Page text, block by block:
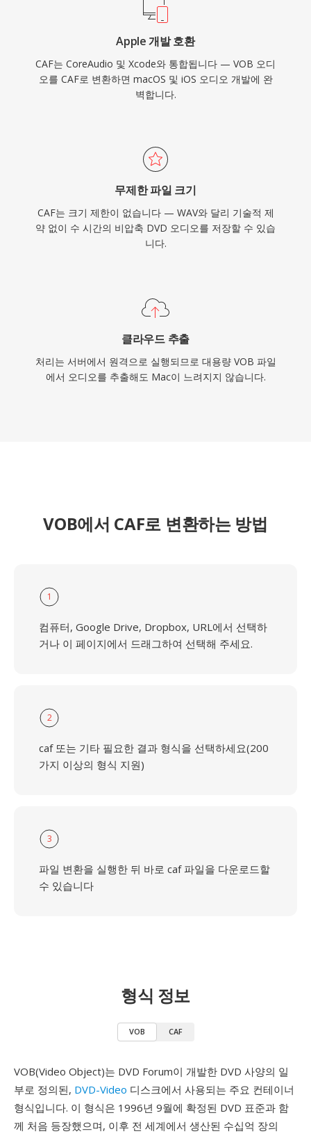
Apple 개발 호환
CAF는 CoreAudio 및 Xcode와 통합됩니다 — VOB 오디
오를 CAF로 변환하면 macOS 및 iOS 오디오 개발에 완
벽합니다.
무제한 파일 크기
CAF는 크기 제한이 없습니다 — WAV와 달리 기술적 제
약 없이 수 시간의 비압축 DVD 오디오를 저장할 수 있습
니다.
클라우드 추출
처리는 서버에서 원격으로 실행되므로 대용량 VOB 파일
에서 오디오를 추출해도 Mac이 느려지지 않습니다.
VOB에서 CAF로 변환하는 방법
1
컴퓨터, Google Drive, Dropbox, URL에서 선택하
거나 이 페이지에서 드래그하여 선택해 주세요.
2
caf 또는 기타 필요한 결과 형식을 선택하세요(200
가지 이상의 형식 지원)
3
파일 변환을 실행한 뒤 바로 caf 파일을 다운로드할
수 있습니다
형식 정보
VOB CAF
VOB(Video Object)는 DVD Forum이 개발한 DVD 사양의 일
부로 정의된, DVD-Video 디스크에서 사용되는 주요 컨테이너
형식입니다. 이 형식은 1996년 9월에 확정된 DVD 표준과 함
께 처음 등장했으며, 이후 전 세계에서 생산된 수십억 장의